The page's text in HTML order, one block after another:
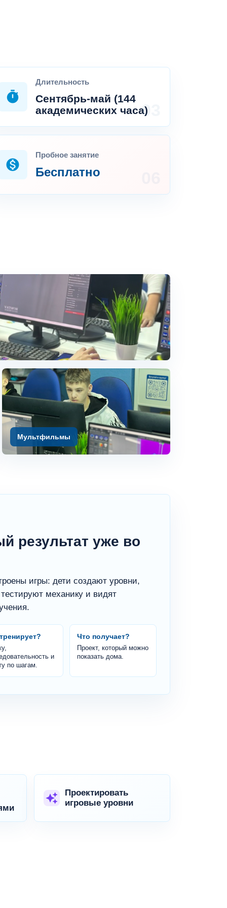
timer
Длительность
Сентябрь-май (144
академических часа)
monetization_on
Пробное занятие
Бесплатно
Мультфильмы
результат уже во
игры: дети создают уровни,
механику и видят
и
по шагам.
Что получает?
Проект, который можно
показать дома.
Проектировать
игровые уровни